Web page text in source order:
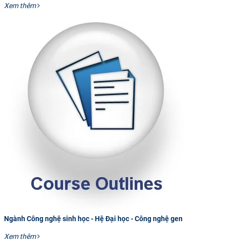
Xem thêm
Ngành Công nghệ sinh học - Hệ Đại học - Công nghệ gen
Xem thêm